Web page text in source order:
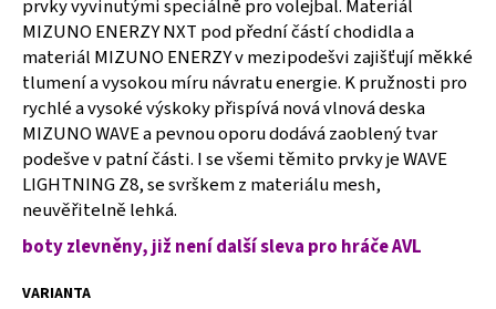
prvky vyvinutými speciálně pro volejbal. Materiál
MIZUNO ENERZY NXT pod přední částí chodidla a
materiál MIZUNO ENERZY v mezipodešvi zajišťují měkké
tlumení a vysokou míru návratu energie. K pružnosti pro
rychlé a vysoké výskoky přispívá nová vlnová deska
MIZUNO WAVE a pevnou oporu dodává zaoblený tvar
podešve v patní části. I se všemi těmito prvky je WAVE
LIGHTNING Z8, se svrškem z materiálu mesh,
neuvěřitelně lehká.
boty zlevněny, již není další sleva pro hráče AVL
VARIANTA
D
o
p
o
r
u
č
u
j
e
e